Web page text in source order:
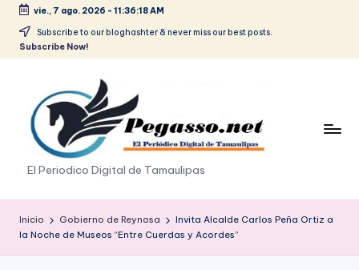
Saltar
vie., 7 ago. 2026 - 11:36:19 AM
Subscribe to our bloghashter & never miss our best posts.
Subscribe Now!
p
e
g
a
El Periodico Digital de Tamaulipas
Inicio Gobierno de Reynosa
Invita Alcalde Carlos Peña Ortiz a
la Noche de Museos “Entre Cuerdas y Acordes”